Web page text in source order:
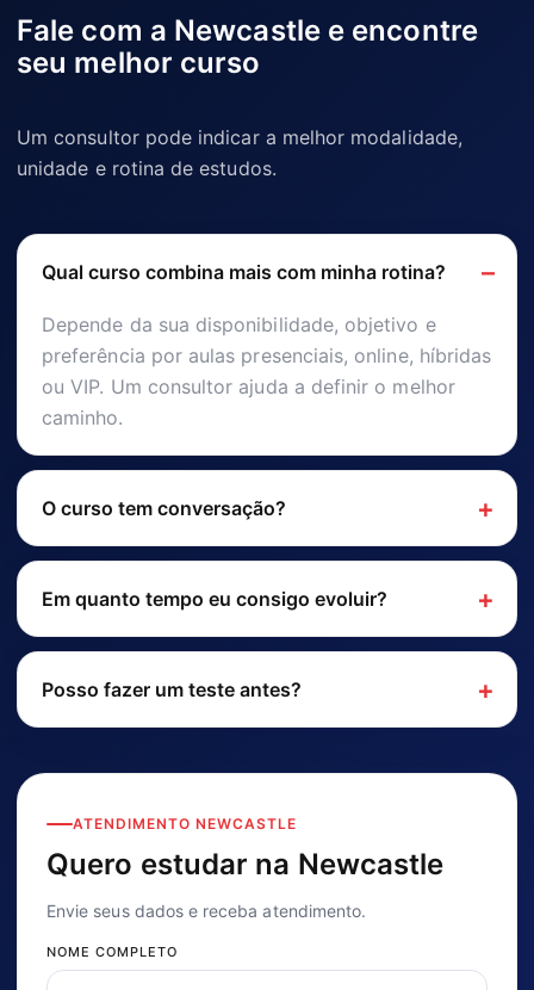
Fale com a Newcastle e encontre
seu melhor curso
Um consultor pode indicar a melhor modalidade,
unidade e rotina de estudos.
Qual curso combina mais com minha rotina?
Depende da sua disponibilidade, objetivo e
preferência por aulas presenciais, online, híbridas
ou VIP. Um consultor ajuda a definir o melhor
caminho.
O curso tem conversação?
Em quanto tempo eu consigo evoluir?
Posso fazer um teste antes?
ATENDIMENTO NEWCASTLE
Quero estudar na Newcastle
Envie seus dados e receba atendimento.
NOME COMPLETO